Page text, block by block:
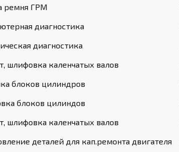
ремня ГРМ
диагностика
диагностика
шлифовка каленчатых валов
блоков цилиндров
блоков цилиндов
шлифовка каленчатых валов
деталей для кап.ремонта двигателя